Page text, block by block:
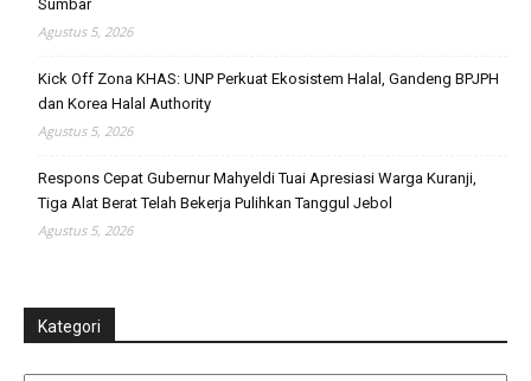
Sumbar
Agustus 5, 2026
Kick Off Zona KHAS: UNP Perkuat Ekosistem Halal, Gandeng BPJPH
dan Korea Halal Authority
Agustus 5, 2026
Respons Cepat Gubernur Mahyeldi Tuai Apresiasi Warga Kuranji,
Tiga Alat Berat Telah Bekerja Pulihkan Tanggul Jebol
Agustus 5, 2026
Kategori
Kategori